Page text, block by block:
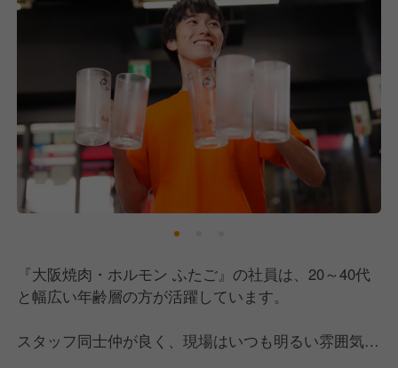
『大阪焼肉・ホルモン ふたご』の社員は、20～40代
と幅広い年齢層の方が活躍しています。
スタッフ同士仲が良く、現場はいつも明るい雰囲気！